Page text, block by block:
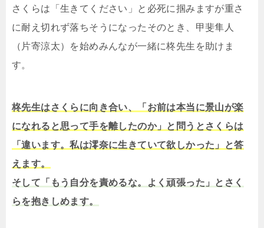
さくらは「生きてください」と必死に掴みますが重さ
に耐え切れず落ちそうになったそのとき、甲斐隼人
（片寄涼太）を始めみんなが一緒に柊先生を助けま
す。
柊先生はさくらに向き合い、「お前は本当に景山が楽
になれると思って手を離したのか」と問うとさくらは
「違います。私は澪奈に生きていて欲しかった」と答
えます。
そして「もう自分を責めるな。よく頑張った」とさく
らを抱きしめます。